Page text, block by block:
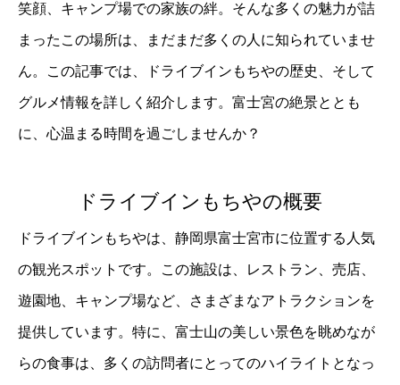
笑顔、キャンプ場での家族の絆。そんな多くの魅力が詰
まったこの場所は、まだまだ多くの人に知られていませ
ん。この記事では、ドライブインもちやの歴史、そして
グルメ情報を詳しく紹介します。富士宮の絶景ととも
に、心温まる時間を過ごしませんか？
ドライブインもちやの概要
ドライブインもちやは、静岡県富士宮市に位置する人気
の観光スポットです。この施設は、レストラン、売店、
遊園地、キャンプ場など、さまざまなアトラクションを
提供しています。特に、富士山の美しい景色を眺めなが
らの食事は、多くの訪問者にとってのハイライトとなっ